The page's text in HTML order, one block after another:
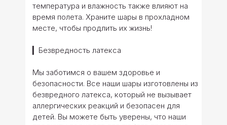
температура и влажность также влияют на
время полета. Храните шары в прохладном
месте, чтобы продлить их жизнь!
▎Безвредность латекса
Мы заботимся о вашем здоровье и
безопасности. Все наши шары изготовлены из
безвредного латекса, который не вызывает
аллергических реакций и безопасен для
детей. Вы можете быть уверены, что наши